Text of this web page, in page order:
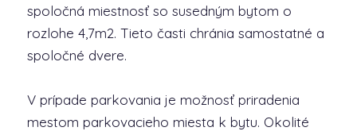
spoločná miestnosť so susedným bytom o
rozlohe 4,7m2. Tieto časti chránia samostatné a
spoločné dvere.
V prípade parkovania je možnosť priradenia
mestom parkovacieho miesta k bytu. Okolité